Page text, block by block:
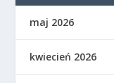
maj 2026
kwiecień 2026